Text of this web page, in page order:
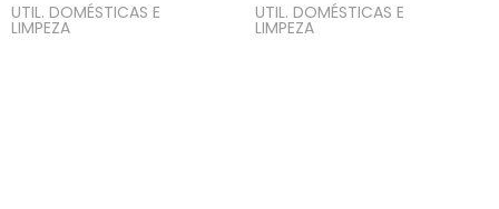
UTIL. DOMÉSTICAS E
LIMPEZA
UTIL. DOMÉSTICAS E
LIMPEZA